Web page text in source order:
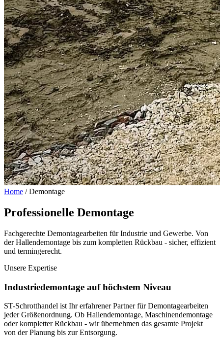
Home / Demontage
Professionelle Demontage
Fachgerechte Demontagearbeiten für Industrie und Gewerbe. Von
der Hallendemontage bis zum kompletten Rückbau - sicher, effizient
und termingerecht.
Unsere Expertise
Industriedemontage auf höchstem Niveau
ST-Schrotthandel ist Ihr erfahrener Partner für Demontagearbeiten
jeder Größenordnung. Ob Hallendemontage, Maschinendemontage
oder kompletter Rückbau - wir übernehmen das gesamte Projekt
von der Planung bis zur Entsorgung.